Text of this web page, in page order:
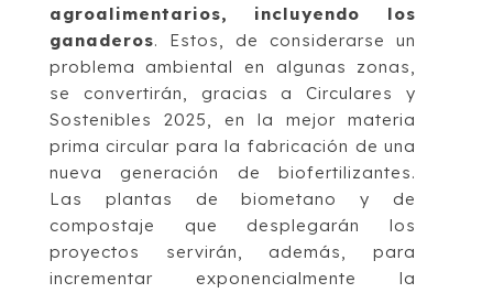
agroalimentarios, incluyendo los
ganaderos. Estos, de considerarse un
problema ambiental en algunas zonas,
se convertirán, gracias a Circulares y
Sostenibles 2025, en la mejor materia
prima circular para la fabricación de una
nueva generación de biofertilizantes.
Las plantas de biometano y de
compostaje que desplegarán los
proyectos servirán, además, para
incrementar exponencialmente la